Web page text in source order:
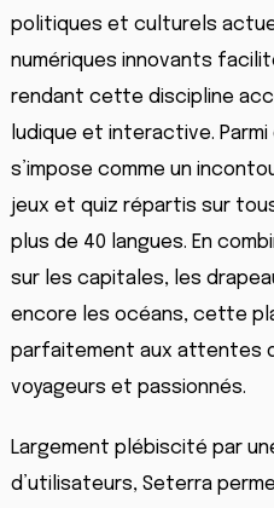
politiques et culturels
numériques innovants
rendant cette discipline
ludique et interactive.
s’impose comme un
jeux et quiz répartis sur
plus de 40 langues. En
sur les capitales, les
encore les océans, cette
parfaitement aux attentes
voyageurs et passionnés.
Largement plébiscité par
d’utilisateurs, Seterra